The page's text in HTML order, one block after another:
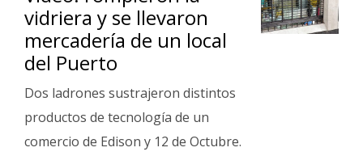
vidriera y se llevaron
mercadería de un local
del Puerto
Dos ladrones sustrajeron distintos
productos de tecnología de un
comercio de Edison y 12 de Octubre.